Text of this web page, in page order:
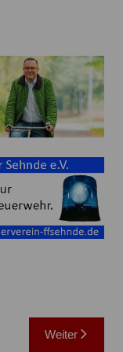
Weiter